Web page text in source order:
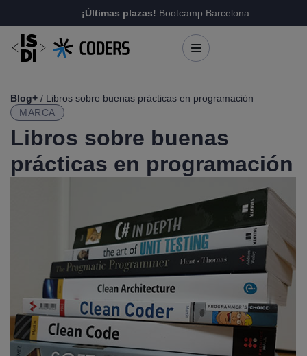
¡Últimas plazas! Bootcamp Barcelona
Blog+ / Libros sobre buenas prácticas en programación
MARCA
Libros sobre buenas
prácticas en programación